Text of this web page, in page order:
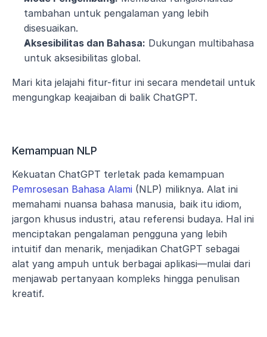
tambahan untuk pengalaman yang lebih
disesuaikan.
Aksesibilitas dan Bahasa: Dukungan multibahasa
untuk aksesibilitas global.
Mari kita jelajahi fitur-fitur ini secara mendetail untuk
mengungkap keajaiban di balik ChatGPT.
Kemampuan NLP
Pemrosesan Bahasa Alami (NLP) miliknya. Alat ini
memahami nuansa bahasa manusia, baik itu idiom,
jargon khusus industri, atau referensi budaya. Hal ini
menciptakan pengalaman pengguna yang lebih
intuitif dan menarik, menjadikan ChatGPT sebagai
alat yang ampuh untuk berbagai aplikasi—mulai dari
menjawab pertanyaan kompleks hingga penulisan
kreatif.